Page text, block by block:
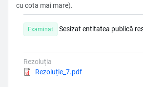
cu cota mai mare).
Examinat Sesizat entitatea publică
Rezoluția
Document
Rezoluție_7.pdf